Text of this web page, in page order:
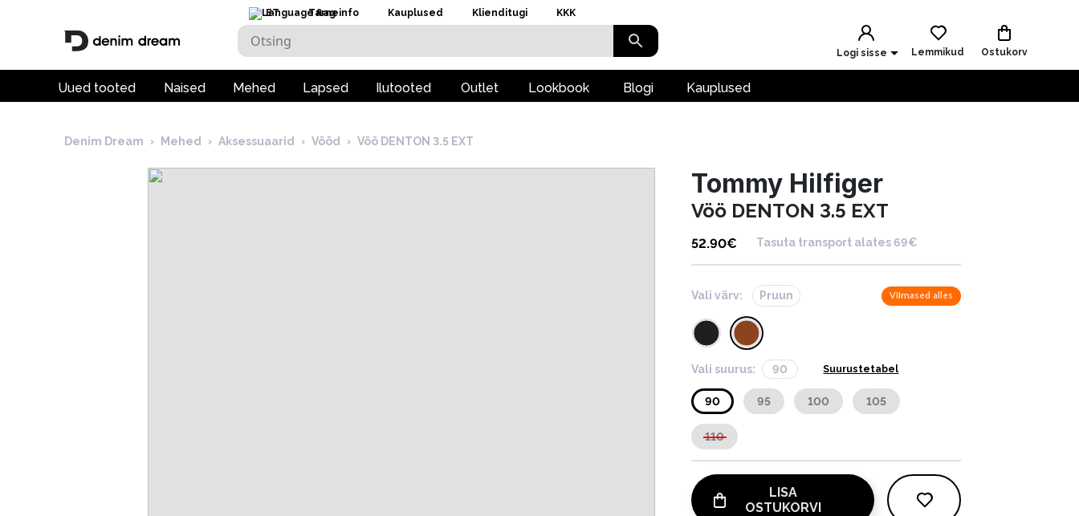
ET Tarneinfo Kauplused Klienditugi KKK
Logi sisse Lemmikud Ostukorv
Uued tooted Naised Mehed Lapsed Ilutooted Outlet Lookbook Blogi Kauplused
Denim Dream › Mehed › Aksessuaarid › Vööd › Vöö DENTON 3.5 EXT
Tommy Hilfiger
Vöö DENTON 3.5 EXT
52.90€ Tasuta transport alates 69€
Vali värv: Pruun Viimased alles
Vali suurus: 90 Suurustetabel
90 95 100 105
110
LISA
OSTUKORVI